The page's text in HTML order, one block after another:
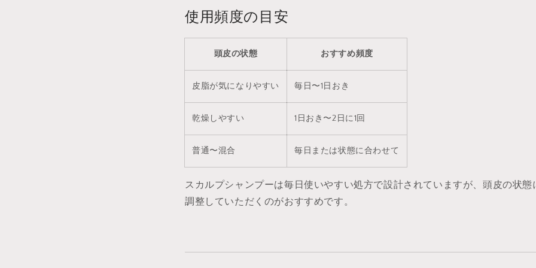
使用頻度の目安
頭皮の状態 おすすめ頻度
皮脂が気になりやすい 毎日〜1日おき
乾燥しやすい 1日おき〜2日に1回
普通〜混合 毎日または状態に合わせて
スカルプシャンプーは毎日使いやすい処方で設計されていますが、頭皮の状態
調整していただくのがおすすめです。